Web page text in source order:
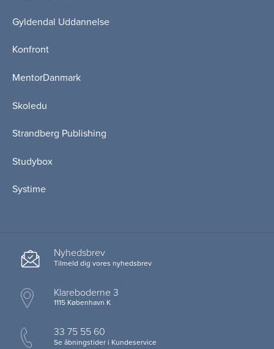
Gyldendal Uddannelse
Konfront
MentorDanmark
Skoledu
Strandberg Publishing
Studybox
Systime
Nyhedsbrev
Tilmeld dig vores nyhedsbrev
Klareboderne 3
1115 København K
33 75 55 60
Se åbningstider i Kundeservice